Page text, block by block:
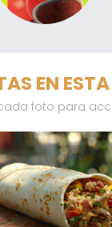
EN
foto para